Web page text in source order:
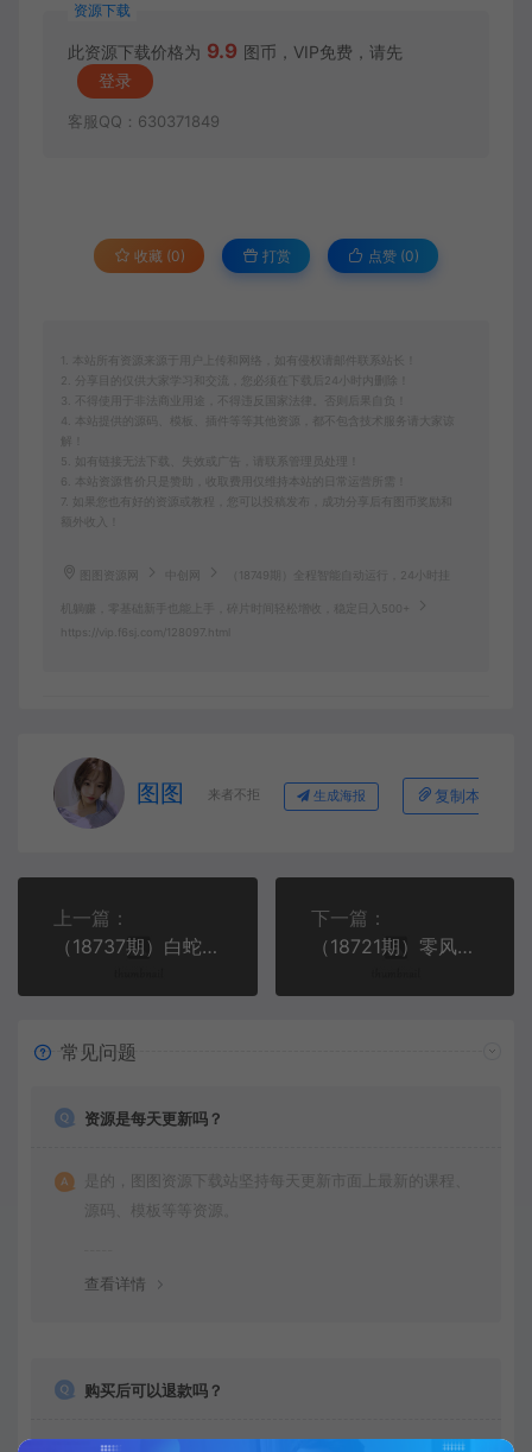
资源下载
此资源下载价格为 9.9 图币，VIP免费，请先
登录
客服QQ：630371849
收藏 (0) 打赏 点赞 (0)
1. 本站所有资源来源于用户上传和网络，如有侵权请邮件联系站长！
2. 分享目的仅供大家学习和交流，您必须在下载后24小时内删除！
3. 不得使用于非法商业用途，不得违反国家法律。否则后果自负！
4. 本站提供的源码、模板、插件等等其他资源，都不包含技术服务请大家谅
5. 如有链接无法下载、失效或广告，请联系管理员处理！
6. 本站资源售价只是赞助，收取费用仅维持本站的日常运营所需！
7. 如果您也有好的资源或教程，您可以投稿发布，成功分享后有图币奖励和
额外收入！
图图资源网 中创网 （18749期）全程智能自动运行，24小时挂
机躺赚，零基础新手也能上手，碎片时间轻松增收，稳定日入500+
https://vip.f6sj.com/128097.html
图图 来者不拒 生成海报 复制本文链接
上一篇：
（18737期）白蛇传-国风短片全教程！ChatGPT+Seedance2.0，一套课跑通古风AI影视创作
下一篇：
（18721期）零风险，轻松买卖！利润翻倍的域名交易秘籍！【原创双语字幕】
常见问题
资源是每天更新吗？
是的，图图资源下载站坚持每天更新市面上最新的课程、
源码、模板等等资源。
查看详情
购买后可以退款吗？